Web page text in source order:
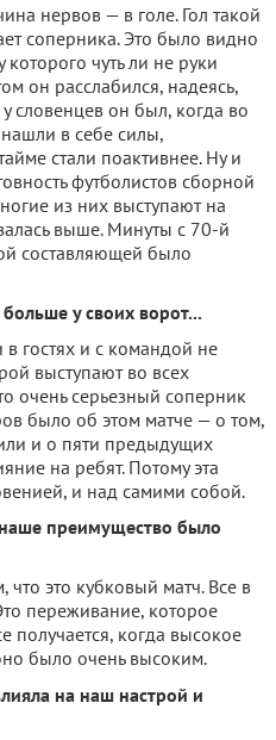
нервов — в голе. Гол такой
соперника. Это было видно
которого чуть ли не руки
он расслабился, надеясь,
словенцев он был, когда во
в себе силы,
стали поактивнее. Ну и
футболистов сборной
из них выступают на
выше. Минуты с 70-й
составляющей было
у своих ворот...
гостях и с командой не
выступают во всех
очень серьезный соперник
было об этом матче — о том,
и о пяти предыдущих
на ребят. Потому эта
и над самими собой.
преимущество было
что это кубковый матч. Все в
переживание, которое
получается, когда высокое
было очень высоким.
на наш настрой и